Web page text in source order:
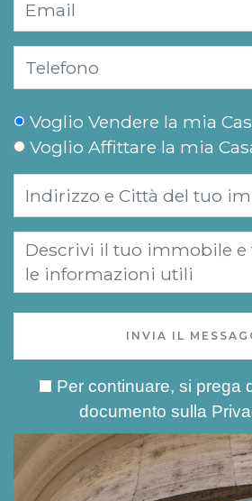
Voglio Vendere la mia
Voglio Affittare la mia
INVIA IL
Per continuare, si prega
documento sulla